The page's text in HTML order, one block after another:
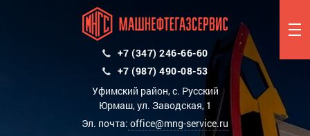
+7 (347) 246-66-60
+7 (987) 490-08-53
Уфимский район, с. Русский
Юрмаш, ул. Заводская, 1
Эл. почта: office@mng-service.ru